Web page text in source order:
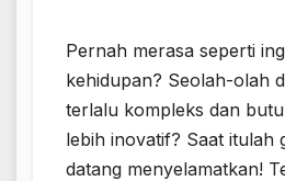
Pernah merasa seperti
kehidupan? Seolah-olah
terlalu kompleks dan
lebih inovatif? Saat itulah
datang menyelamatkan!